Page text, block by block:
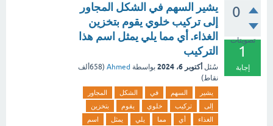
0
تصويتات
1
إجابة
يشير السهم في الشكل المجاور
إلى تركيب خلوي يقوم بتخزين
الغذاء. أي مما يلي يمثل اسم هذا
التركيب
سُئل أكتوبر 6، 2024 بواسطة Ahmed
(658ألف
نقاط)
يشير السهم في الشكل
المجاور
إلى
تركيب خلوي يقوم
بتخزين
الغذاء
أي مما يلي يمثل
اسم